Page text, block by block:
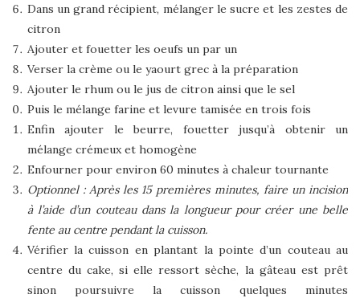
Dans un grand récipient, mélanger le sucre et les zestes de
citron
Ajouter et fouetter les oeufs un par un
Verser la crème ou le yaourt grec à la préparation
Ajouter le rhum ou le jus de citron ainsi que le sel
Puis le mélange farine et levure tamisée en trois fois
Enfin ajouter le beurre, fouetter jusqu’à obtenir un
mélange crémeux et homogène
Enfourner pour environ 60 minutes à chaleur tournante
Optionnel : Après les 15 premières minutes, faire un incision
à l’aide d’un couteau dans la longueur pour créer une belle
fente au centre pendant la cuisson.
Vérifier la cuisson en plantant la pointe d’un couteau au
centre du cake, si elle ressort sèche, la gâteau est prêt
sinon poursuivre la cuisson quelques minutes